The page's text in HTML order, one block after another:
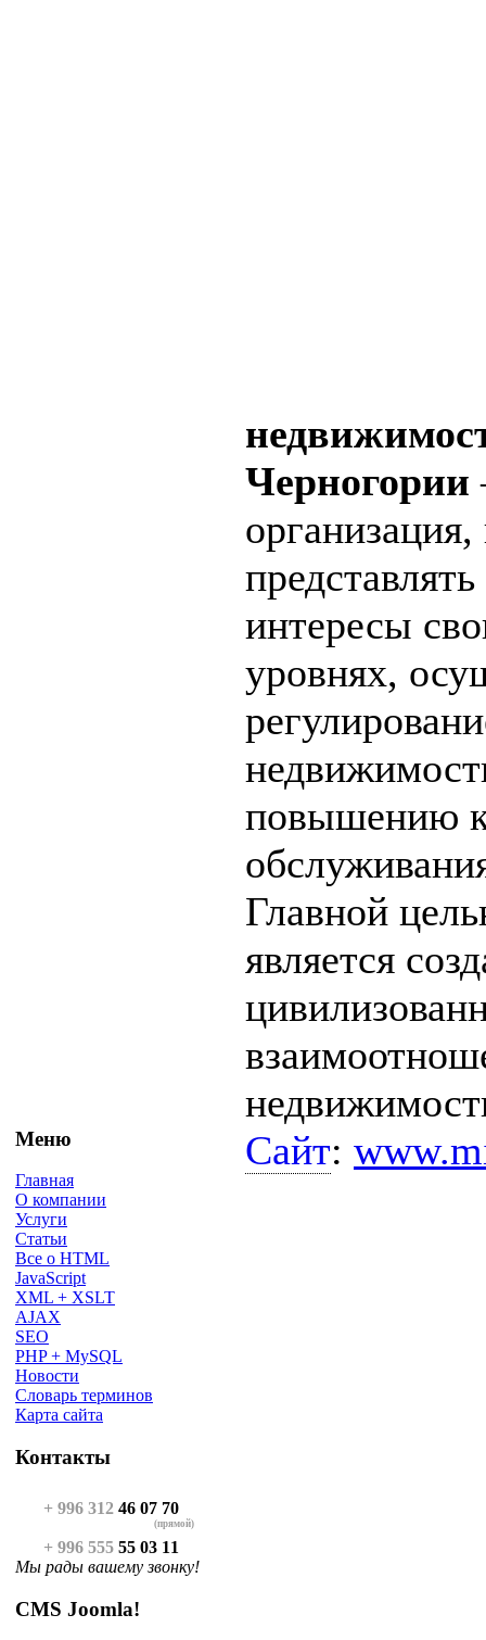
Меню
Главная
О компании
Услуги
Статьи
Все о HTML
JavaScript
XML + XSLT
AJAX
SEO
PHP + MySQL
Новости
Словарь терминов
Карта сайта
Контакты
+ 996 312 46 07 70
(прямой)
+ 996 555 55 03 11
Мы рады вашему звонку!
CMS Joomla!
Черногории
интересы
уровнях,
повышению
Главной
является
Сайт: